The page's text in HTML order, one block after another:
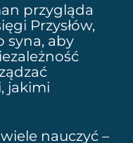
przygląda
Przysłów,
syna, aby
jakimi
nauczyć –